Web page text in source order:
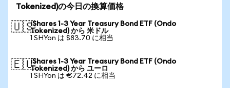
Tokenized)の今日の換算価格
🇺🇸iShares 1-3 Year Treasury Bond ETF (Ondo
Tokenized) から 米ドル
1 SHYon は $83.70 に相当
🇪🇺iShares 1-3 Year Treasury Bond ETF (Ondo
Tokenized) から ユーロ
1 SHYon は €72.42 に相当